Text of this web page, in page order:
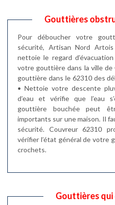
Gouttières
Pour déboucher votre
sécurité, Artisan Nord
nettoie le regard
votre gouttière dans la ville de
gouttière dans le 62310 des
• Nettoie votre descente
d’eau et vérifie que l’eau
gouttière bouchée peut
importants sur une maison. Il
sécurité. Couvreur 62310
vérifier l’état général de votre
crochets.
Gouttières